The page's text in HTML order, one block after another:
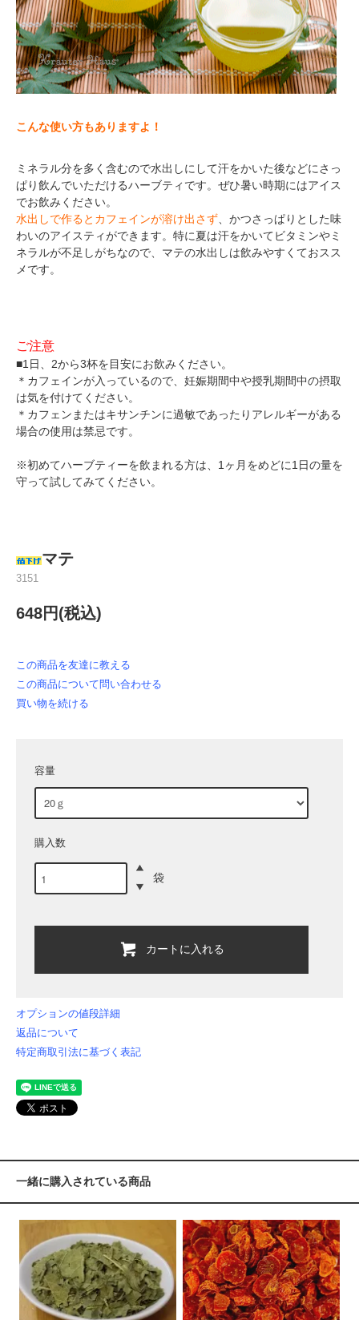
こんな使い方もありますよ！
ミネラル分を多く含むので水出しにして汗をかいた後などにさっ
ぱり飲んでいただけるハーブティです。ぜひ暑い時期にはアイス
でお飲みください。
水出しで作るとカフェインが溶け出さず、かつさっぱりとした味
わいのアイスティができます。特に夏は汗をかいてビタミンやミ
ネラルが不足しがちなので、マテの水出しは飲みやすくておスス
メです。
ご注意
■1日、2から3杯を目安にお飲みください。
＊カフェインが入っているので、妊娠期間中や授乳期間中の摂取
は気を付けてください。
＊カフェンまたはキサンチンに過敏であったりアレルギーがある
場合の使用は禁忌です。
※初めてハーブティーを飲まれる方は、1ヶ月をめどに1日の量を
守って試してみてください。
マテ
3151
648円(税込)
この商品を友達に教える
この商品について問い合わせる
買い物を続ける
容量
購入数
袋
カートに入れる
オプションの値段詳細
返品について
特定商取引法に基づく表記
一緒に購入されている商品